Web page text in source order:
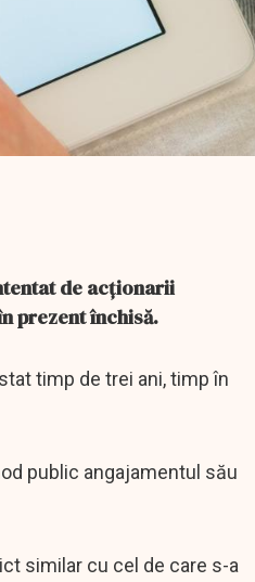
de acționarii
prezent închisă.
timp de trei ani, timp în
public angajamentul său
similar cu cel de care s-a